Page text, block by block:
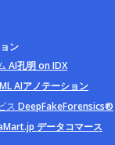
ン
AI孔明 on IDX
ML AIアノテーション
ス DeepFakeForensics®
データコマース